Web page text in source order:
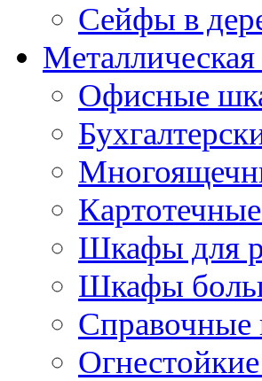
Сейфы в
Офисные
Шкафы для
Шкафы
Справочные